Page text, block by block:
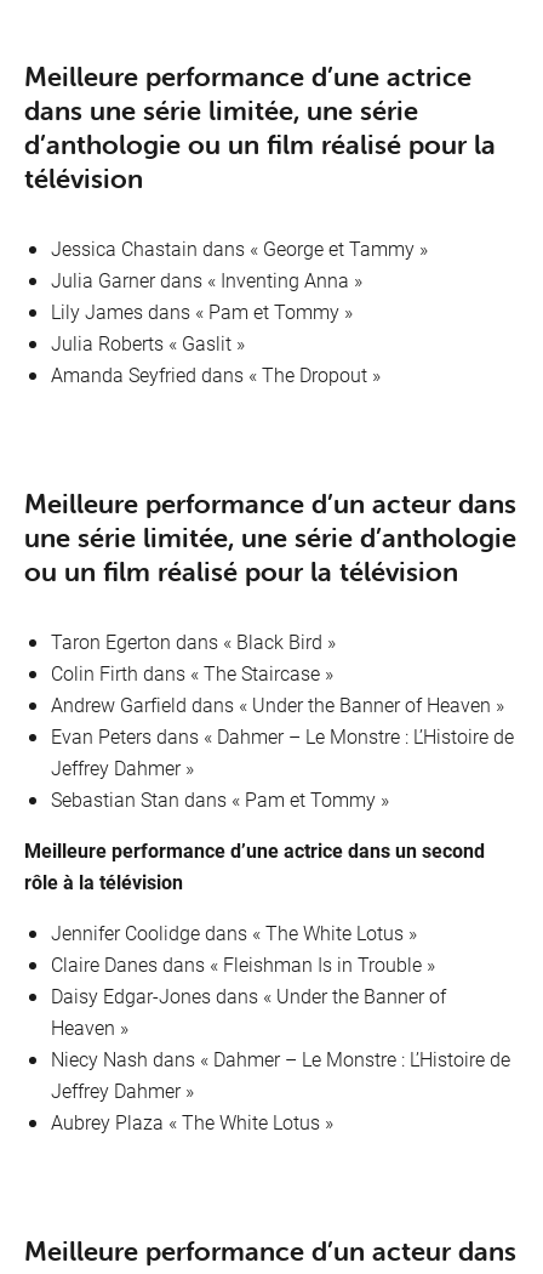
DE
Meilleure performance d’une actrice
dans une série limitée, une série
d’anthologie ou un film réalisé pour la
télévision
Jessica Chastain dans « George et Tammy »
Julia Garner dans « Inventing Anna »
Lily James dans « Pam et Tommy »
Julia Roberts « Gaslit »
Amanda Seyfried dans « The Dropout »
Meilleure performance d’un acteur dans
une série limitée, une série d’anthologie
ou un film réalisé pour la télévision
Taron Egerton dans « Black Bird »
Colin Firth dans « The Staircase »
Andrew Garfield dans « Under the Banner of Heaven »
Evan Peters dans « Dahmer – Le Monstre : L’Histoire de
Jeffrey Dahmer »
Sebastian Stan dans « Pam et Tommy »
Meilleure performance d’une actrice dans un second
rôle à la télévision
Jennifer Coolidge dans « The White Lotus »
Claire Danes dans « Fleishman Is in Trouble »
Daisy Edgar-Jones dans « Under the Banner of
Heaven »
Niecy Nash dans « Dahmer – Le Monstre : L’Histoire de
Jeffrey Dahmer »
Aubrey Plaza « The White Lotus »
Meilleure performance d’un acteur dans